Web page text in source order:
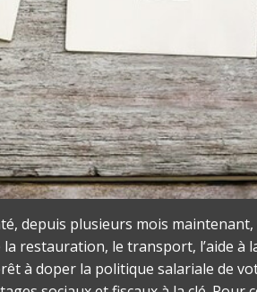
depuis plusieurs mois
restauration, le transport, l’aide
à doper la politique salariale de